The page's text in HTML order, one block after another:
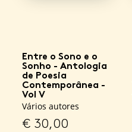
Entre o Sono e o
Sonho - Antologia
de Poesia
Contemporânea -
Vol V
Vários autores
€ 30,00